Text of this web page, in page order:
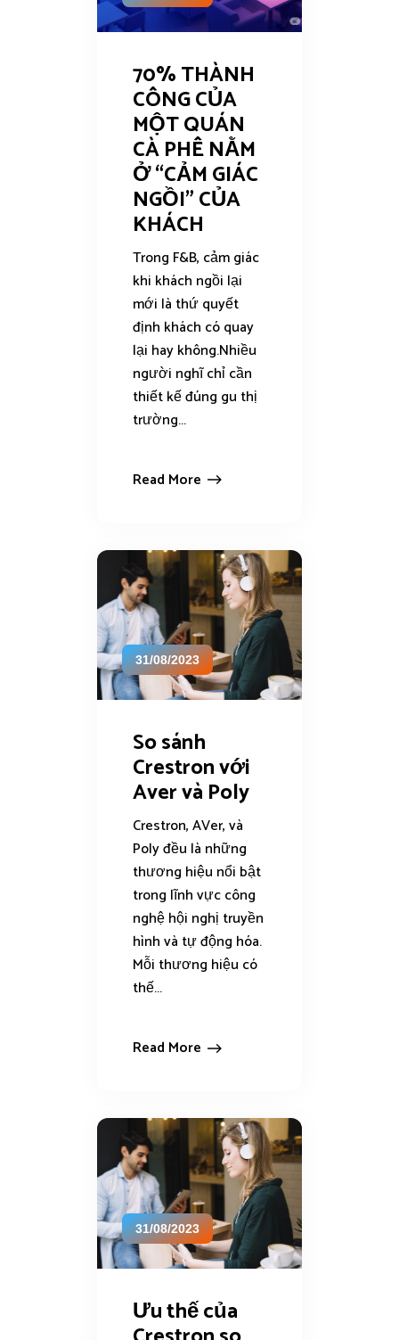
70% THÀNH
CÔNG CỦA
MỘT QUÁN
CÀ PHÊ NẰM
Ở “CẢM GIÁC
NGỒI” CỦA
KHÁCH
Trong F&B, cảm giác
khi khách ngồi lại
mới là thứ quyết
định khách có quay
lại hay không.Nhiều
người nghĩ chỉ cần
thiết kế đúng gu thị
trường...
Read More
31/08/2023
So sánh
Crestron với
Aver và Poly
Crestron, AVer, và
Poly đều là những
thương hiệu nổi bật
trong lĩnh vực công
nghệ hội nghị truyền
hình và tự động hóa.
Mỗi thương hiệu có
thế...
Read More
31/08/2023
Ưu thế của